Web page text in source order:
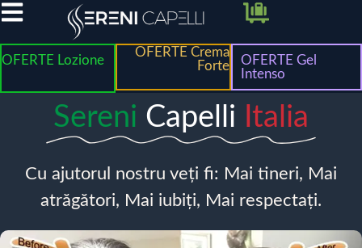
OFERTE Lozione
OFERTE Crema
Forte
OFERTE Gel
Intenso
Sereni Capelli Italia
Cu ajutorul nostru veți fi: Mai tineri, Mai
atrăgători, Mai iubiți, Mai respectați.